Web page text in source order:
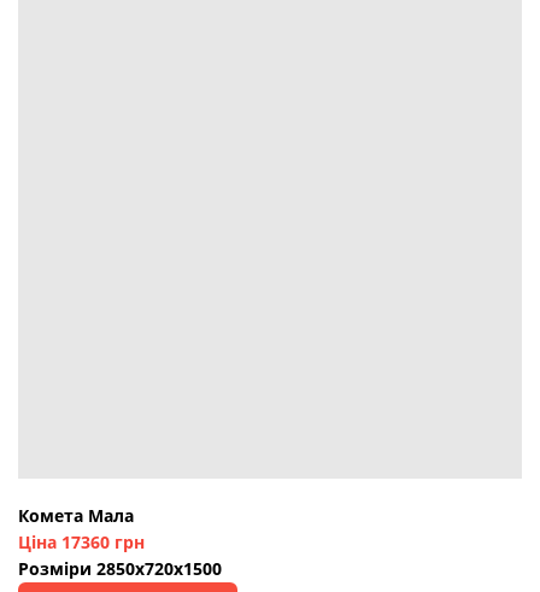
Комета Мала
Ціна 17360 грн
Розміри 2850х720х1500